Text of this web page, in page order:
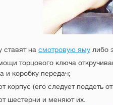
ставят на смотровую яму либо
торцового ключа
и коробку передач;
корпус (его следует поддеть
шестерни и меняют их.